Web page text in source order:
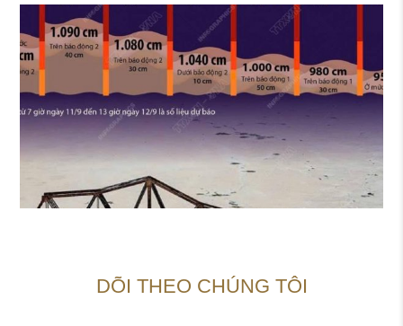
DÕI THEO CHÚNG TÔI